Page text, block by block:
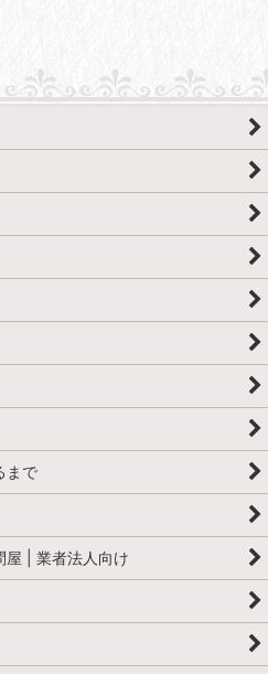
まで
屋 | 業者法人向け